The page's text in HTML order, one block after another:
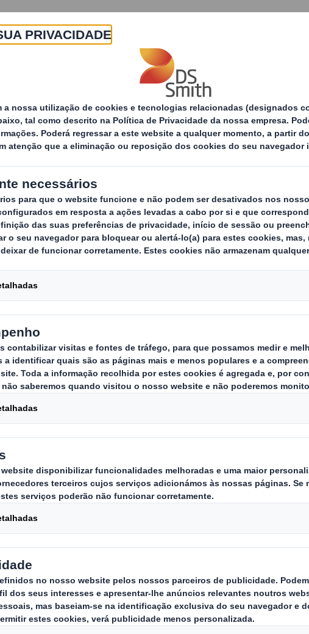
Sobre Produtos e Serviços
Soluções para ponto de venda Produtos
e
com os
e tabuleiros em
em cartão